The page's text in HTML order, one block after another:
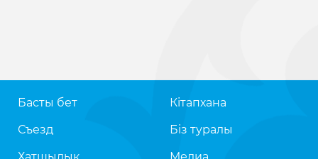
Басты бет
Съезд
Хатшылық
Кітапхана
Біз туралы
Медиа